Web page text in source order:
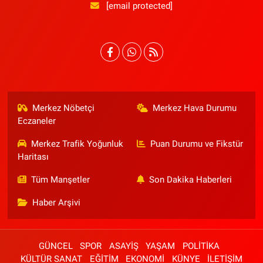
[email protected]
Merkez Nöbetçi
Eczaneler
Merkez Hava Durumu
Merkez Trafik Yoğunluk
Haritası
Puan Durumu ve Fikstür
Tüm Manşetler Son Dakika Haberleri
Haber Arşivi
GÜNCEL SPOR ASAYİŞ YAŞAM
POLİTİKA
KÜLTÜR SANAT
EĞİTİM EKONOMİ KÜNYE İLETİŞİM